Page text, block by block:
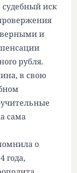
судебный иск
и
рубля.
в свою
сама
о
года,